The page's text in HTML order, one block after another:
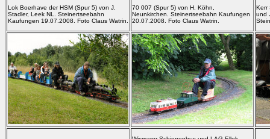
Lok Boerhave der HSM (Spur 5) von J.
Stadler, Leek NL. Steinertseebahn
Kaufungen 19.07.2008. Foto Claus Watrin.
70 007 (Spur 5) von H. Köhn,
Neunkirchen. Steinertseebahn Kaufungen
20.07.2008. Foto Claus Watrin.
Kerr
und